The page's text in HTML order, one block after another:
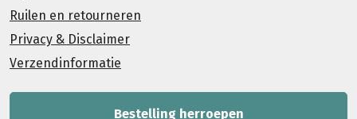
Ruilen en retourneren
Privacy & Disclaimer
Verzendinformatie
Bestelling herroepen